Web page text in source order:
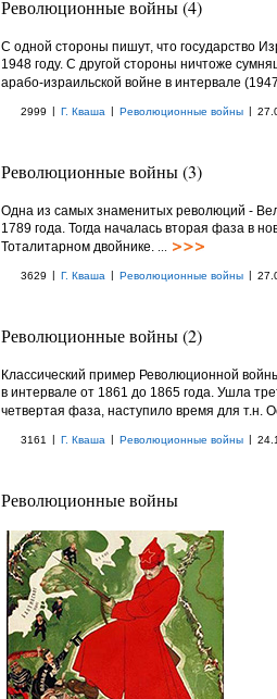
Революционные войны (4)
С одной стороны пишут, что государство
1948 году. С другой стороны ничтоже
арабо-израильской войне в интервале
2999 | Г. Кваша | Революционные войны |
Революционные войны (3)
Одна из самых знаменитых революций -
1789 года. Тогда началась вторая фаза в
Тоталитарном двойнике. ...
3629 | Г. Кваша | Революционные войны |
Революционные войны (2)
Классический пример Революционной
в интервале от 1861 до 1865 года. Ушла
четвертая фаза, наступило время для т.н.
3161 | Г. Кваша | Революционные войны |
Революционные войны